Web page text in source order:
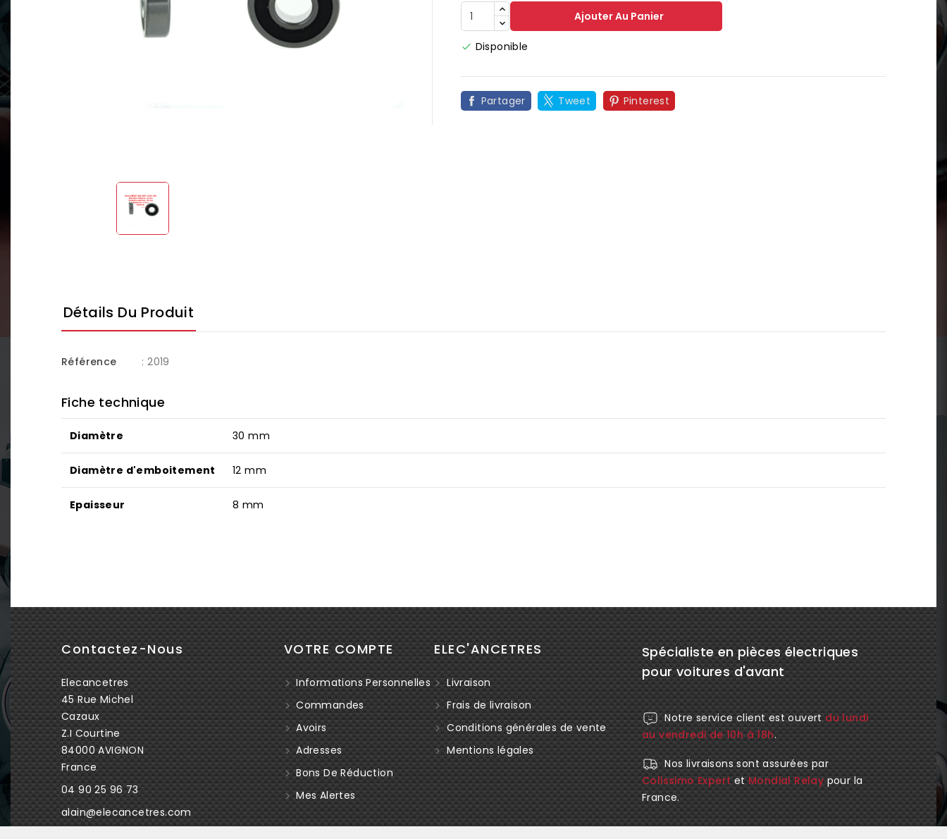
Ajouter Au Panier
 Disponible
Partager Tweet Pinterest
Détails Du Produit
Référence : 2019
Fiche technique
Diamètre 30 mm
Diamètre d'emboitement 12 mm
Epaisseur 8 mm
Contactez-Nous
Elecancetres
45 Rue Michel
Cazaux
Z.I Courtine
84000 AVIGNON
France
04 90 25 96 73
alain@elecancetres.com
VOTRE COMPTE
Informations Personnelles
Commandes
Avoirs
Adresses
Bons De Réduction
Mes Alertes
ELEC'ANCETRES
Livraison
Frais de livraison
Conditions générales de vente
Mentions légales
Spécialiste en pièces électriques
pour voitures d'avant
Notre service client est ouvertdu lundi
au vendredi de 10h à 18h.
Nos livraisons sont assurées par
Colissimo ExpertetMondial Relaypour la
France.